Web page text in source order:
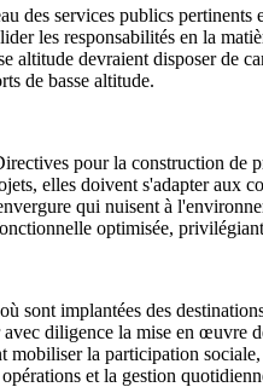
des services publics
les responsabilités en la
altitude devraient disposer de
de basse altitude.
pour la construction
elles doivent s'adapter aux
qui nuisent à
optimisée,
sont implantées des
diligence la mise en œuvre
la participation
et la gestion